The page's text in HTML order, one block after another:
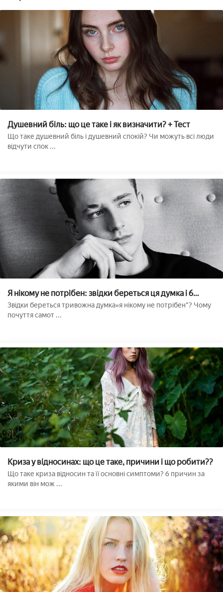
Душевний біль: що це таке і як визначити? + Тест
Що таке душевний біль і душевний спокій? Чи можуть всі люди
відчути спок ...
Я нікому не потрібен: звідки береться ця думка і 6
рішень
Звідки береться тривожна думка»я нікому не потрібен"? Чому
почуття самот ...
Криза у відносинах: що це таке, причини і що робити??
Що таке криза відносин та її основні симптоми? 6 причин за
якими він мож ...